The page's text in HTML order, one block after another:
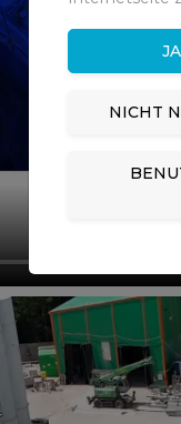
NICHT